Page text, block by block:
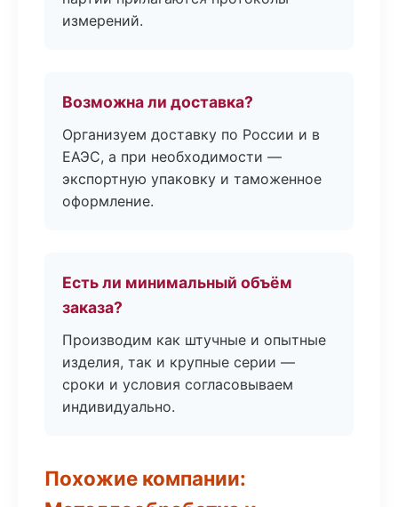
измерений.
Возможна ли доставка?
Организуем доставку по России и в
ЕАЭС, а при необходимости —
экспортную упаковку и таможенное
оформление.
Есть ли минимальный объём
заказа?
Производим как штучные и опытные
изделия, так и крупные серии —
сроки и условия согласовываем
индивидуально.
Похожие компании: